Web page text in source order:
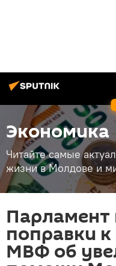
Экономика
Читайте самые
жизни в Молдове и
Парламент
поправки
МВФ об